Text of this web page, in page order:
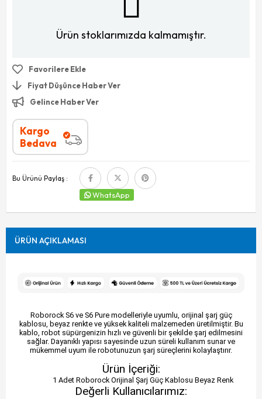
Ürün stoklarımızda kalmamıştır.
Favorilere Ekle
Fiyat Düşünce Haber Ver
Gelince Haber Ver
Kargo
Bedava
Bu Ürünü Paylaş :
WhatsApp
ÜRÜN AÇIKLAMASI
Roborock S6 ve S6 Pure modelleriyle uyumlu, orijinal şarj güç
kablosu, beyaz renkte ve yüksek kaliteli malzemeden üretilmiştir. Bu
kablo, robot süpürgenizin hızlı ve güvenli bir şekilde şarj edilmesini
sağlar. Dayanıklı yapısı sayesinde uzun süreli kullanım sunar ve
mükemmel uyum ile robotunuzun şarj süreçlerini kolaylaştırır.
Ürün İçeriği:
1 Adet Roborock Orijinal Şarj Güç Kablosu Beyaz Renk
Değerli Kullanıcılarımız: